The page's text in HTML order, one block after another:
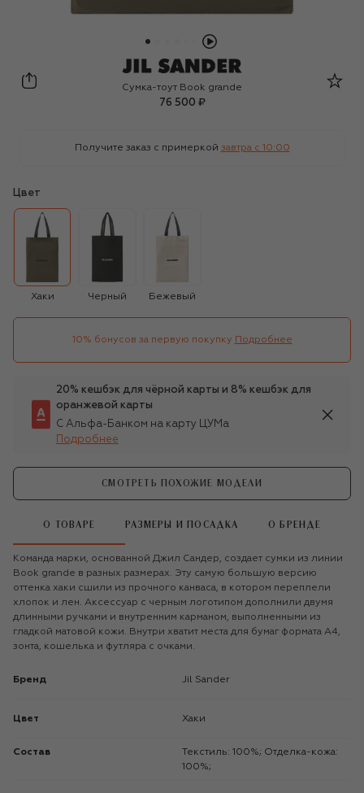
Jil Sander
Сумка-тоут Book grande
76 500 ₽
Получите заказ с примеркой завтра c 10:00
Цвет
Хаки Черный Бежевый
10% бонусов за первую покупку Подробнее
20% кешбэк для чёрной карты и 8% кешбэк для
оранжевой карты
С Альфа-Банком на карту ЦУМа
Подробнее
СМОТРЕТЬ ПОХОЖИЕ МОДЕЛИ
О ТОВАРЕ РАЗМЕРЫ И ПОСАДКА О БРЕНДЕ
Команда марки, основанной Джил Сандер, создает сумки из линии
Book grande в разных размерах. Эту самую большую версию
оттенка хаки сшили из прочного канваса, в котором переплели
хлопок и лен. Аксессуар с черным логотипом дополнили двумя
длинными ручками и внутренним карманом, выполненными из
гладкой матовой кожи. Внутри хватит места для бумаг формата А4,
зонта, кошелька и футляра с очками.
Бренд Jil Sander
Цвет Хаки
Состав
Текстиль: 100%; Отделка-кожа:
100%;